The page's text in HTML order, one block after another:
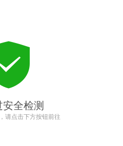
安全检测
请点击下方按钮前往